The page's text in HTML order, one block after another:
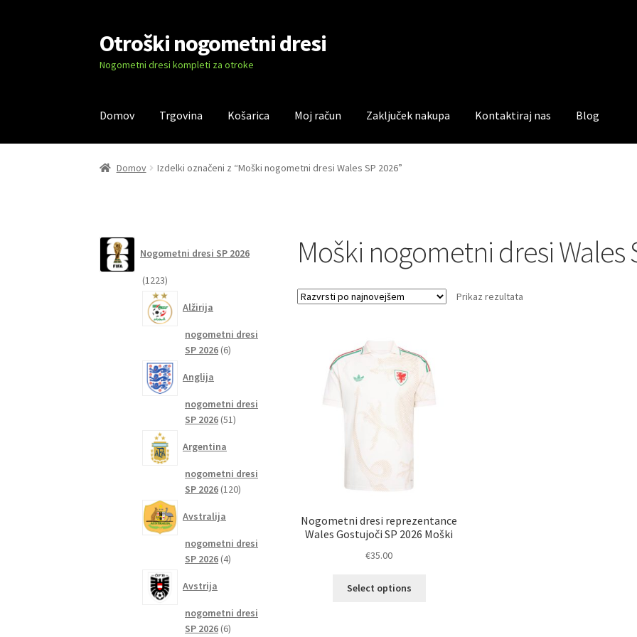
Skip
to
navigation
Skip
to
content
Otroški nogometni dresi
Nogometni dresi kompleti za otroke
Domov Trgovina Košarica Moj račun Zaključek nakupa Kontaktiraj nas Blog
Domov Blog Kontaktiraj nasKošarica Moj račun Trgovina Zaključek nakupa
Domov Izdelki označeni z “Moški nogometni dresi Wales SP 2026”
Moški nogometni dresi Wales
Prikaz rezultata
Nogometni dresi reprezentance
Wales Gostujoči SP 2026 Moški
€35.00
Select options
Nogometni dresi SP 2026
12231223
izdelkov
Alžirija
nogometni dresi
SP 2026 66
Anglija
nogometni dresi
SP 2026 5151
Argentina
nogometni dresi
SP 2026 120120
Avstralija
nogometni dresi
SP 2026 44
Avstrija
nogometni dresi
SP 2026 66